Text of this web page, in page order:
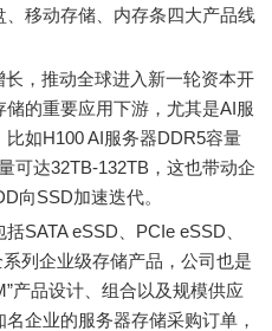
移动存储、内存条四大产品线
，推动全球进入新一轮资本开
的重要应用下游，尤其是AI服
如H100 AI服务器DDR5容量
可达32TB-132TB，这也带动企
向SSD加速迭代。
eSSD、PCIe eSSD、
列企业级存储产品，公司也是
产品设计、组合以及规模供应
企业的服务器存储采购订单，